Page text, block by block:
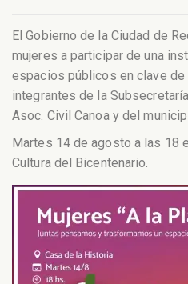
El Gobierno de la Ciudad de
mujeres a participar de una
espacios públicos en clave de
integrantes de la
Asoc. Civil Canoa y del
Martes 14 de agosto a las 18
Cultura del Bicentenario.